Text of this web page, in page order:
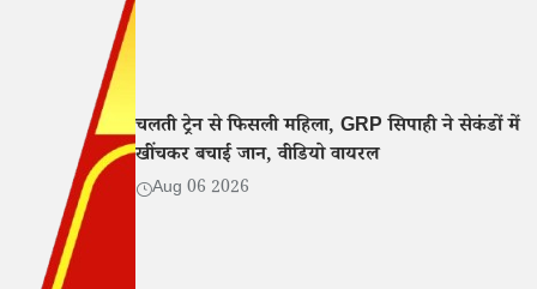
चलती ट्रेन से फिसली महिला, GRP सिपाही ने सेकंडों में
खींचकर बचाई जान, वीडियो वायरल
Aug 06 2026